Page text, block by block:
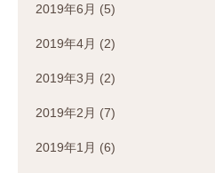
2019年6月 (5)
2019年4月 (2)
2019年3月 (2)
2019年2月 (7)
2019年1月 (6)